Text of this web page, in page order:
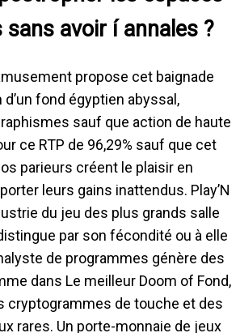
sans avoir í annales ?
propose cet baignade
fond égyptien abyssal,
sauf que action de haute
ce RTP de 96,29% sauf que cet
parieurs créent le plaisir en
leurs gains inattendus. Play’N
du jeu des plus grands salle
par son fécondité ou à elle
de programmes génère des
dans Le meilleur Doom of Fond,
cryptogrammes de touche et des
rares. Un porte-monnaie de jeux